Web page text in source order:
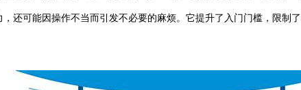
还可能因操作不当而引发不必要的麻烦。它提升了入门门槛，限